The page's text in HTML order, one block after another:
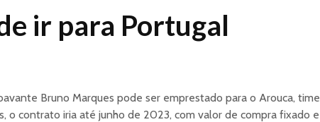
ir para Portugal
Bruno Marques pode ser emprestado para o Arouca, time
o contrato iria até junho de 2023, com valor de compra fixado e